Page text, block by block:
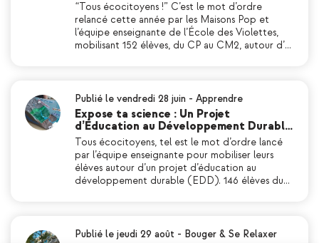
“Tous écocitoyens !” C’est le mot d’ordre
relancé cette année par les Maisons Pop et
l’équipe enseignante de l’École des Violettes,
mobilisant 152 élèves, du CP au CM2, autour d’…
Publié le vendredi 28 juin - Apprendre
Expose ta science : Un Projet
d’Éducation au Développement Durabl…
Tous écocitoyens, tel est le mot d’ordre lancé
par l’équipe enseignante pour mobiliser leurs
élèves autour d’un projet d’éducation au
développement durable (EDD). 146 élèves du…
Publié le jeudi 29 août - Bouger & Se Relaxer